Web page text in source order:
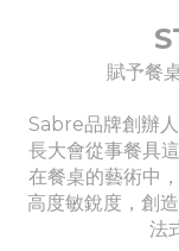
賦予餐
Sabre品牌創辦
長大會從事餐具
在餐桌的藝術中
高度敏銳度，創
法